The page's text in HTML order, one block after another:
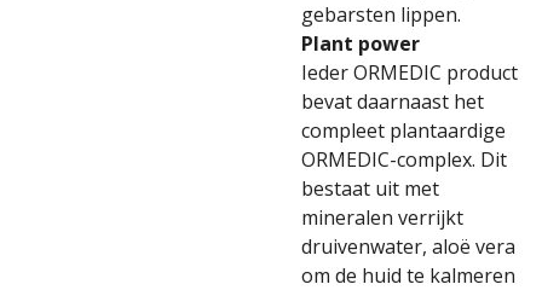
gebarsten lippen.
Plant power
Ieder ORMEDIC product
bevat daarnaast het
compleet plantaardige
ORMEDIC-complex. Dit
bestaat uit met
mineralen verrijkt
druivenwater, aloë vera
om de huid te kalmeren